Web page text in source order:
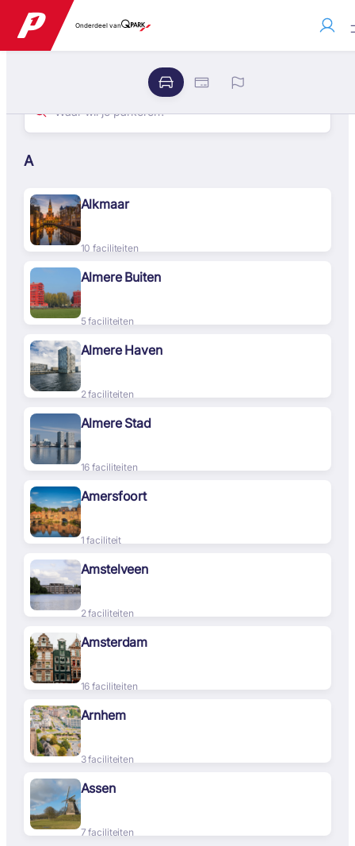
Onderdeel van
A
Alkmaar
10 faciliteiten
Almere Buiten
5 faciliteiten
Almere Haven
2 faciliteiten
Almere Stad
16 faciliteiten
Amersfoort
1 faciliteit
Amstelveen
2 faciliteiten
Amsterdam
16 faciliteiten
Arnhem
3 faciliteiten
Assen
7 faciliteiten